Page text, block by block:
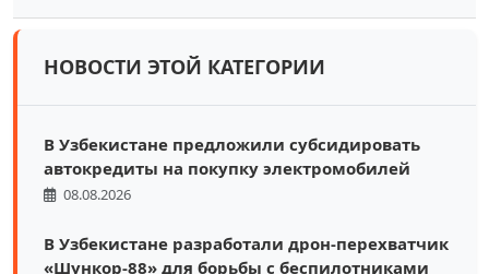
НОВОСТИ ЭТОЙ КАТЕГОРИИ
В Узбекистане предложили субсидировать
автокредиты на покупку электромобилей
08.08.2026
В Узбекистане разработали дрон-перехватчик
«Шункор-88» для борьбы с беспилотниками